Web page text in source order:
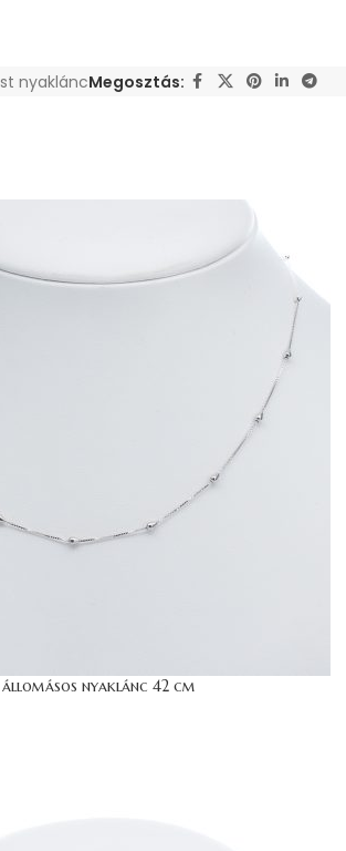
nyakláncMegosztás:
nyaklánc 42 cm